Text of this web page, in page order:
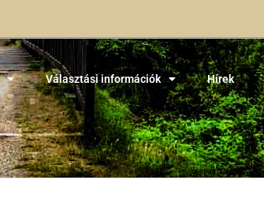
Választási információk Hírek